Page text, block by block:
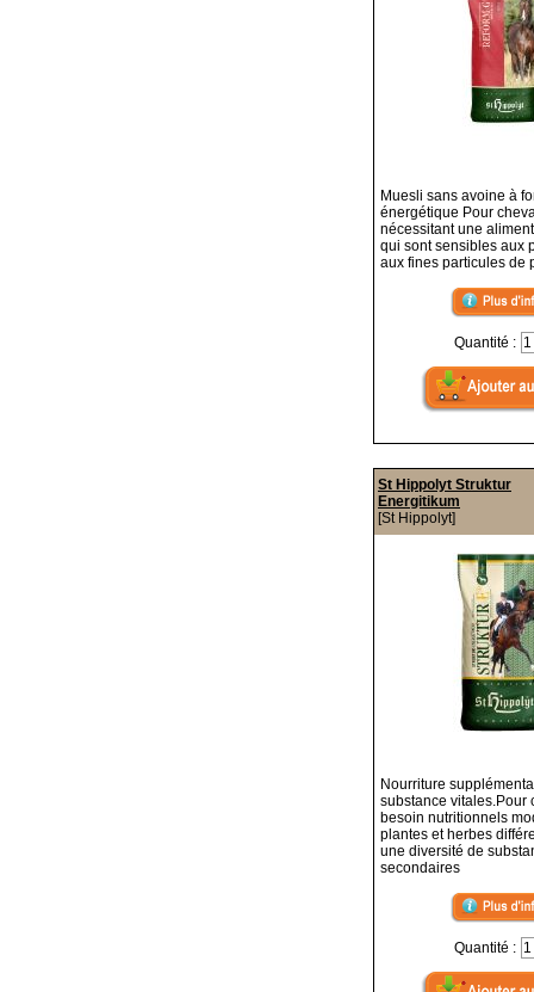
Muesli sans avoine à
énergétique Pour
nécessitant une
qui sont sensibles aux
aux fines particules de
Quantité :
St Hippolyt Struktur
Energitikum
[St Hippolyt]
Nourriture
substance vitales.Pour
besoin nutritionnels
plantes et herbes
une diversité de
secondaires
Quantité :